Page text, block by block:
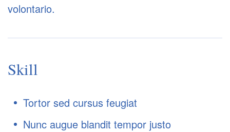
volontario.
Skill
Tortor sed cursus feugiat
Nunc augue blandit tempor justo